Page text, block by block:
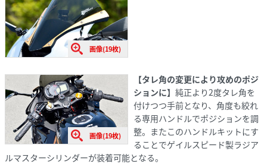
画像(19枚)
画像(19枚)
【タレ角の変更により攻めのポジ
ションに】 純正より2度タレ角を
付けつつ手前となり、角度も絞れ
る専用ハンドルでポジションを調
整。またこのハンドルキットにす
ることでゲイルスピード製ラジア
ルマスターシリンダーが装着可能となる。